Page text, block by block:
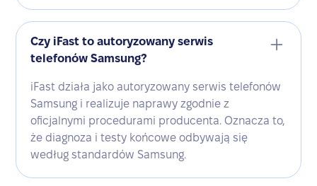
Czy iFast to autoryzowany serwis
telefonów Samsung?
iFast działa jako autoryzowany serwis telefonów
Samsung i realizuje naprawy zgodnie z
oficjalnymi procedurami producenta. Oznacza to,
że diagnoza i testy końcowe odbywają się
według standardów Samsung.